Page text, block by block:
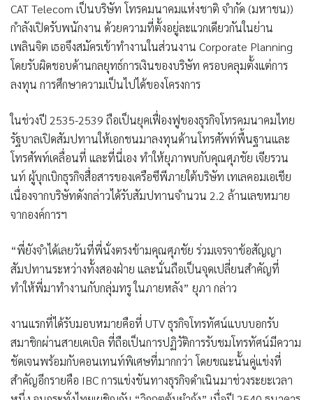
CAT Telecom เป็นบริษัท โทรคมนาคมแห่งชาติ จำกัด (มหาชน))
กำลังเปิดรับพนักงาน ด้วยความที่ตั้งอยู่ละแวกเดียวกันในย่าน
เพลินจิต เธอจึงสมัครเข้าทำงานในส่วนงาน Corporate Planning
โดยรับผิดชอบด้านกลยุทธ์การเงินของบริษัท ครอบคลุมตั้งแต่การ
ลงทุน การศึกษาความเป็นไปได้ของโครงการ
ในช่วงปี 2535-2539 ถือเป็นยุคเฟื่องฟูของธุรกิจโทรคมนาคมไทย
รัฐบาลเปิดสัมปทานให้เอกชนมาลงทุนด้านโทรศัพท์พื้นฐานและ
โทรศัพท์เคลื่อนที่ และที่นี่เอง ทำให้ยุภาพบกับคุณศุภชัย เจียรวน
นท์ ผู้บุกเบิกธุรกิจสื่อสารของเครือซีพีภายใต้บริษัท เทเลคอมเอเชีย
เนื่องจากบริษัทดังกล่าวได้รับสัมปทานจำนวน 2.2 ล้านเลขหมาย
จากองค์การฯ
“พี่ยังจำได้เลยวันที่พี่นั่งตรงข้ามคุณศุภชัย ร่วมเจรจาข้อสัญญา
สัมปทานระหว่างทั้งสองฝ่าย และนั่นถือเป็นจุดเปลี่ยนสำคัญที่
ทำให้พี่มาทำงานกับกลุ่มทรู ในภายหลัง” ยุภา กล่าว
งานแรกที่ได้รับมอบหมายคือที่ UTV ธุรกิจโทรทัศน์แบบบอกรับ
สมาชิกผ่านสายเคเบิล ที่ถือเป็นการปฏิวัติการรับชมโทรทัศน์มีความ
ชัดเจนพร้อมกับคอนเทนท์พิเศษที่มากกว่า โดยขณะนั้นคู่แข่งที่
สำคัญอีกรายคือ IBC การแข่งขันทางธุรกิจดำเนินมาช่วงระยะเวลา